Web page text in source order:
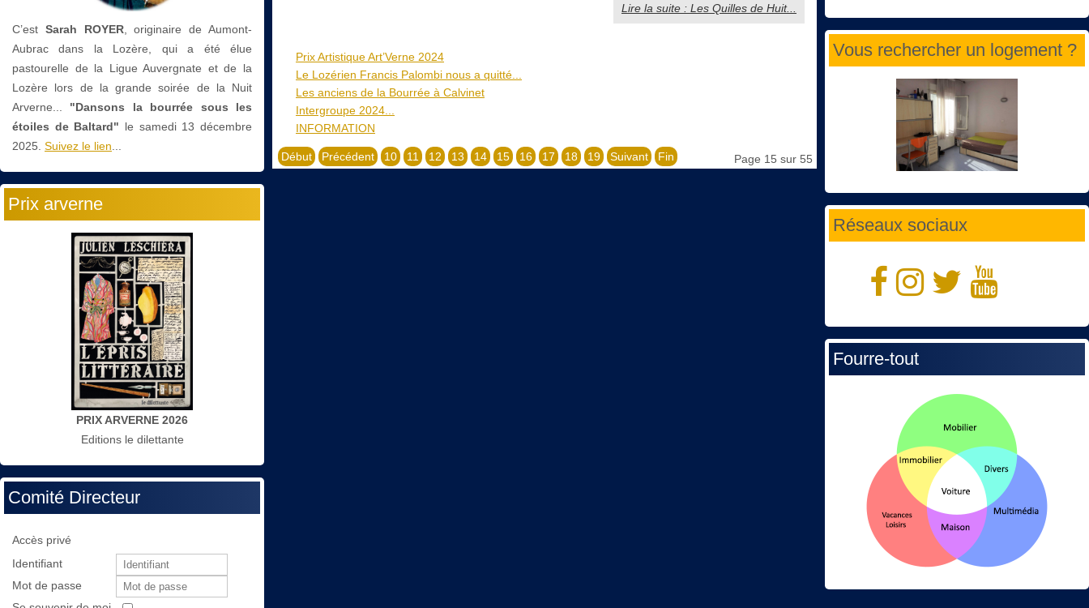
C’est Sarah ROYER, originaire de Aumont-
Aubrac dans la Lozère, qui a été élue
pastourelle de la Ligue Auvergnate et de la
Lozère lors de la grande soirée de la Nuit
Arverne...
"Dansons la bourrée sous les
étoiles de Baltard" le samedi 13 décembre
2025. Suivez le lien
Prix arverne
PRIX ARVERNE 2026
Editions le dilettante
Comité Directeur
Accès privé
Identifiant
Mot de passe
Lire la suite : Les Quilles de Huit...
Prix Artistique Art’Verne 2024
Le Lozérien Francis Palombi nous a quitté...
Les anciens de la Bourrée à Calvinet
Intergroupe 2024...
INFORMATION
Page 15 sur 55
Début Précédent 10 11 12 13 14 15 16 17 18 19 Suivant Fin
Vous rechercher un logement ?
Réseaux sociaux
Fourre-tout